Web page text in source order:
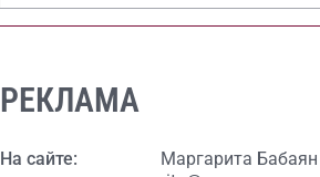
РЕКЛАМА
На сайте:
Маргарита Бабаян